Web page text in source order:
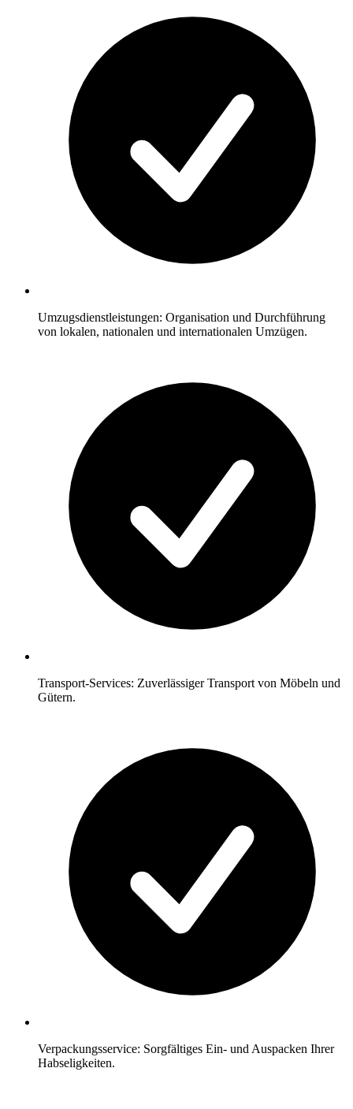
Umzugsdienstleistungen: Organisation und Durchführung
von lokalen, nationalen und internationalen Umzügen.
Transport-Services: Zuverlässiger Transport von Möbeln und
Gütern.
Verpackungsservice: Sorgfältiges Ein- und Auspacken Ihrer
Habseligkeiten.